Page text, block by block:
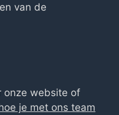
van de
onze website of
je met ons team